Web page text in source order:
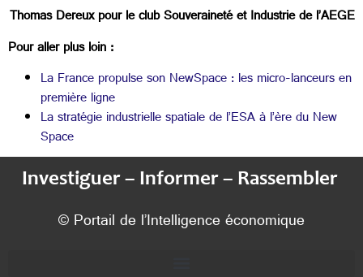
Thomas Dereux pour le club Souveraineté et Industrie de l’AEGE
Pour aller plus loin :
La France propulse son NewSpace : les micro-lanceurs en
première ligne
La stratégie industrielle spatiale de l’ESA à l’ère du New
Space
Investiguer – Informer – Rassembler
© Portail de l’Intelligence économique